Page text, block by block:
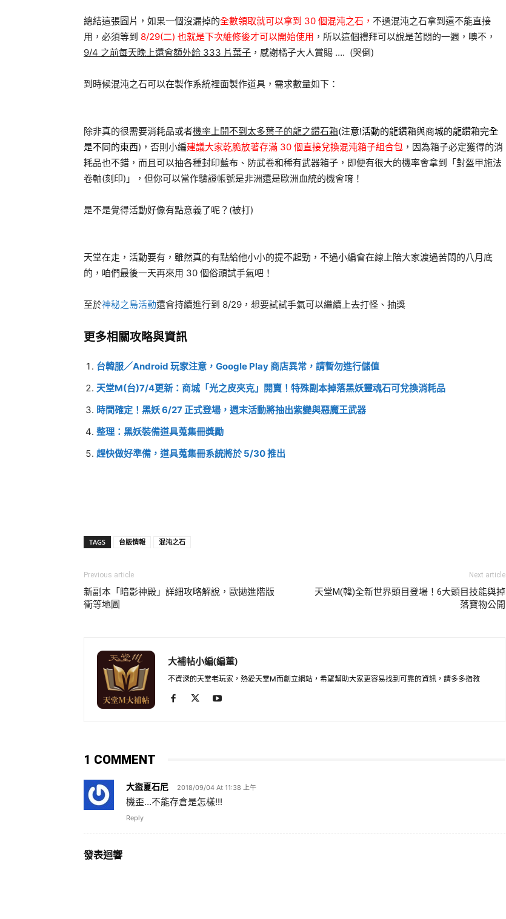
總結這張圖片，如果一個沒漏掉的全數領取就可以拿到 30 個混沌之石， 不過混沌之石拿到還不能直接
用，必須等到 8/29(二) 也就是下次維修後才可以開始使用 ，所以這個禮拜可以說是苦悶的一週，噢不，
9/4 之前每天晚上還會額外給 333 片葉子 ，感謝橘子大人賞賜 …. (哭倒)
到時候混沌之石可以在製作系統裡面製作道具，需求數量如下：
除非真的很需要消耗品或者機率上開不到太多葉子的龍之鑽石箱(注意!活動的龍鑽箱與商城的龍鑽箱完全
是不同的東西)，否則小編建議大家乾脆放著存滿 30 個直接兌換混沌箱子組合包 ，因為箱子必定獲得的消
耗品也不錯，而且可以抽各種封印藍布、防武卷和稀有武器箱子，即便有很大的機率會拿到「對盔甲施法
卷軸(刻印)」，但你可以當作驗證帳號是非洲還是歐洲血統的機會唷！
是不是覺得活動好像有點意義了呢？(被打)
天堂在走，活動要有，雖然真的有點給他小小的提不起勁，不過小編會在線上陪大家渡過苦悶的八月底
的，咱們最後一天再來用 30 個俗頭試手氣吧！
至於神秘之島活動還會持續進行到 8/29，想要試試手氣可以繼續上去打怪、抽獎
更多相關攻略與資訊
台韓服／Android 玩家注意，Google Play 商店異常，請暫勿進行儲值
天堂M(台)7/4更新：商城「光之皮夾克」開賣！特殊副本掉落黑妖靈魂石可兌換消耗品
時間確定！黑妖 6/27 正式登場，週末活動將抽出紫變與惡魔王武器
整理：黑妖裝備道具蒐集冊獎勵
趕快做好準備，道具蒐集冊系統將於 5/30 推出
TAGS 台版情報 混沌之石
Previous article
新副本「暗影神殿」詳細攻略解說，歐拋進階版
衝等地圖
Next article
天堂M(韓)全新世界頭目登場！6大頭目技能與掉
落寶物公開
大補帖小編(編董)
不資深的天堂老玩家，熱愛天堂M而創立網站，希望幫助大家更容易找到可靠的資訊，請多多指教
1 COMMENT
大盜夏石尼 2018/09/04 At 11:38 上午
機歪…不能存倉是怎樣!!!
Reply
發表迴響